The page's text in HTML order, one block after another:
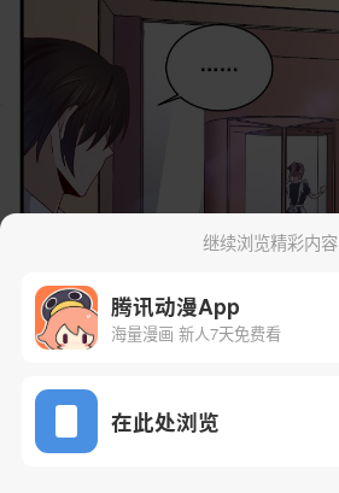
继续浏览精彩内容
腾讯动漫App
海量漫画 新人7天免费看
在此处浏览